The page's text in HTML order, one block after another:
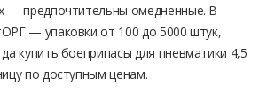
— предпочтительны омедненные. В
— упаковки от 100 до 5000 штук,
купить боеприпасы для пневматики 4,5
по доступным ценам.